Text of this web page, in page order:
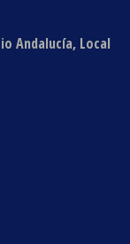
Andalucía, Local